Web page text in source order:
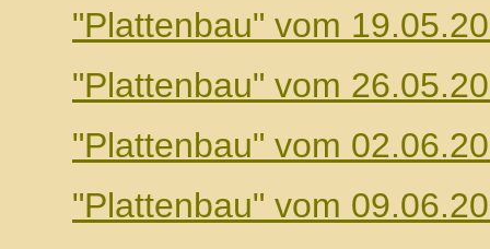
"Plattenbau" vom
"Plattenbau" vom
"Plattenbau" vom
"Plattenbau" vom